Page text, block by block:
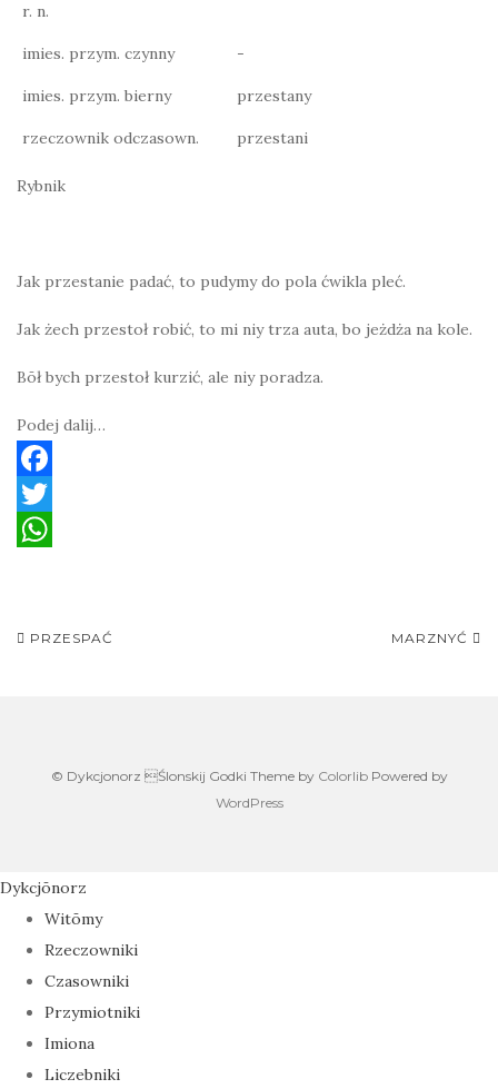
r. n.
imies. przym. czynny -
imies. przym. bierny przestany
rzeczownik odczasown. przestani
Rybnik
Jak przestanie padać, to pudymy do pola ćwikla pleć.
Jak żech przestoł robić, to mi niy trza auta, bo jeżdża na kole.
Bōł bych przestoł kurzić, ale niy poradza.
Podej dalij…
F
a
b
T
t
a
Post
PRZESPAĆ MARZNYĆ
© Dykcjonorz Ślonskij Godki Theme by ColorlibPowered by
WordPress
Dykcjōnorz
Witōmy
Rzeczowniki
Czasowniki
Przymiotniki
Imiona
Liczebniki